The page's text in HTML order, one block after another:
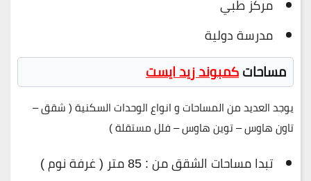
مركز طبي
مدرسة دولية
مساحاتكمبوند زيد ايست
يوجد العديد من المساحات و انواع الوحدات السكنية ( شقق –
تاون هاوس – توين هاوس – فلل مستقلة )
تبدا مساحات الشقق من : 85 متر ( غرفة نوم )